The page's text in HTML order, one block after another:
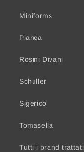
Miniforms
Pianca
Rosini Divani
Schuller
Sigerico
Tomasella
Tutti i brand trattati